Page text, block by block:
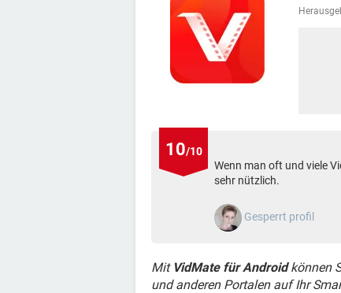
10/10
Wenn man oft und viele
sehr nützlich.
Gesperrt profil
Mit VidMate für Androidkönnen
und anderen Portalen auf Ihr